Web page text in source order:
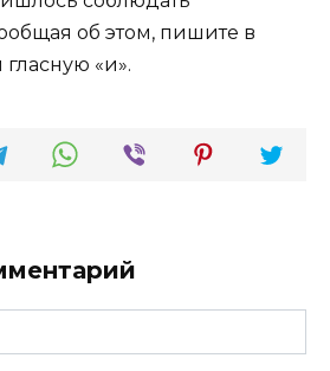
об этом, пишите в
«и».